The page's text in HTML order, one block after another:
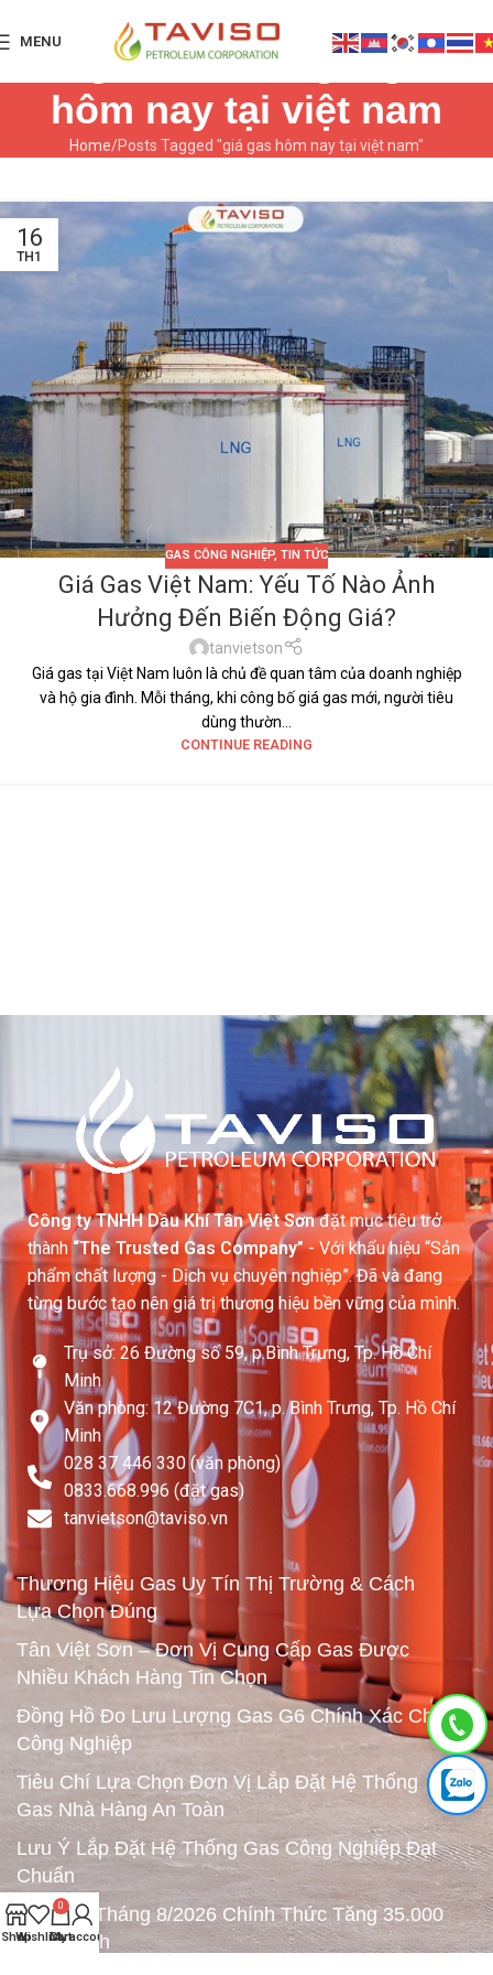
MENU Tag Archives: giá gas
hôm nay tại việt nam
Home Posts Tagged "giá gas hôm nay tại việt nam"
16
TH1
GAS CÔNG NGHIỆP, TIN TỨC
Giá Gas Việt Nam: Yếu Tố Nào Ảnh
Hưởng Đến Biến Động Giá?
tanvietson
Giá gas tại Việt Nam luôn là chủ đề quan tâm của doanh nghiệp
và hộ gia đình. Mỗi tháng, khi công bố giá gas mới, người tiêu
dùng thườn...
CONTINUE READING
Công ty TNHH Dầu Khí Tân Việt Sơnđặt mục tiêu trở
thành “The Trusted Gas Company”- Với khẩu hiệu “Sản
phẩm chất lượng - Dịch vụ chuyên nghiệp”. Đã và đang
từng bước tạo nên giá trị thương hiệu bền vững của mình.
Trụ sở: 26 Đường số 59, p.Bình Trưng, Tp. Hồ Chí
Minh
Văn phòng: 12 Đường 7C1, p. Bình Trưng, Tp. Hồ Chí
Minh
028 37 446 330 (văn phòng)
0833.668.996 (đặt gas)
tanvietson@taviso.vn​
Thương Hiệu Gas Uy Tín Thị Trường & Cách
Lựa Chọn Đúng
Tân Việt Sơn – Đơn Vị Cung Cấp Gas Được
Nhiều Khách Hàng Tin Chọn
Đồng Hồ Đo Lưu Lượng Gas G6 Chính Xác Cho
Công Nghiệp
Tiêu Chí Lựa Chọn Đơn Vị Lắp Đặt Hệ Thống
Gas Nhà Hàng An Toàn
Lưu Ý Lắp Đặt Hệ Thống Gas Công Nghiệp Đạt
Chuẩn
Giá Gas Tháng 8/2026 Chính Thức Tăng 35.000
Đồng/Bình
ShopWishlist
0
Cart
My account